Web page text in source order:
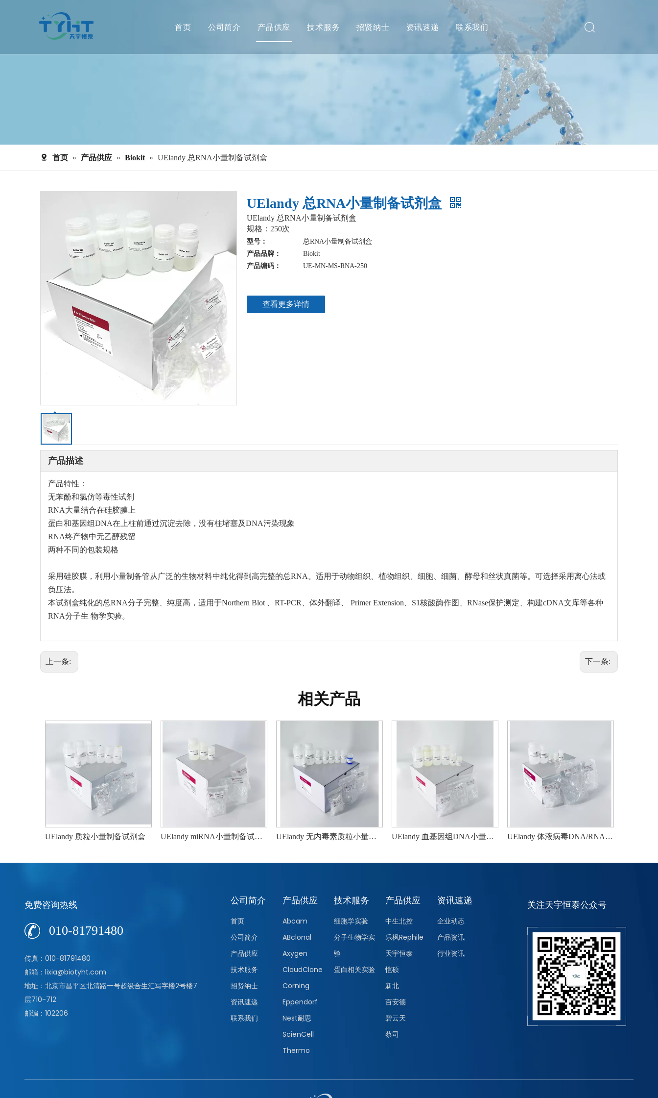
首页 公司简介 产品供应 技术服务 招贤纳士 资讯速递 联系我们
首页 » 产品供应 » Biokit » UElandy 总RNA小量制备试剂盒
UElandy 总RNA小量制备试剂盒
UElandy 总RNA小量制备试剂盒
规格：250次
型号：
总RNA小量制备试剂盒
产品品牌：
Biokit
产品编码：
UE-MN-MS-RNA-250
查看更多详情
产品描述
产品特性：
无苯酚和氯仿等毒性试剂
RNA大量结合在硅胶膜上
蛋白和基因组DNA在上柱前通过沉淀去除，没有柱堵塞及DNA污染现象
RNA终产物中无乙醇残留
两种不同的包装规格
采用硅胶膜，利用小量制备管从广泛的生物材料中纯化得到高完整的总RNA。适用于动物组织、植物组织、细胞、细菌、酵母和丝状真菌等。可选择采用离心法或
负压法。
本试剂盒纯化的总RNA分子完整、纯度高，适用于Northern Blot 、RT-PCR、体外翻译、 Primer Extension、S1核酸酶作图、RNase保护测定、构建cDNA文库等各种
RNA分子生 物学实验。
上一条: 下一条:
相关产品
UElandy 质粒小量制备试剂盒 UElandy miRNA小量制备试剂盒 UElandy 无内毒素质粒小量试剂盒 UElandy 血基因组DNA小量制备试剂盒 UElandy 体液病毒DNA/RNA小量制备试剂盒
免费咨询热线
010-81791480
传真：010-81791480
邮箱：lixia@biotyht.com
地址：北京市昌平区北清路一号超级合生汇写字楼2号楼7
层710-712
邮编：102206
公司简介
首页
公司简介
产品供应
技术服务
招贤纳士
资讯速递
联系我们
产品供应
Abcam
ABclonal
Axygen
CloudClone
Corning
Eppendorf
Nest耐思
ScienCell
Thermo
技术服务
细胞学实验
分子生物学实
验
蛋白相关实验
产品供应
中生北控
乐枫Rephile
天宇恒泰
恺硕
新北
百安德
碧云天
蔡司
资讯速递
企业动态
产品资讯
行业资讯
关注天宇恒泰公众号